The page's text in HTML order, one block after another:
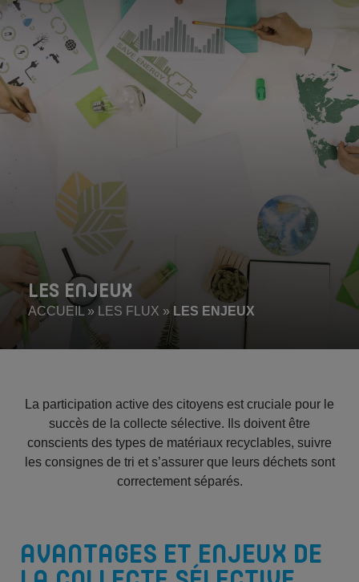
ACCUEIL» LES FLUX » LES ENJEUX
LES ENJEUX
La participation active des citoyens est cruciale pour le
succès de la collecte sélective. Ils doivent être
conscients des types de matériaux recyclables, suivre
les consignes de tri et s’assurer que leurs déchets sont
correctement séparés.
AVANTAGES ET ENJEUX DE